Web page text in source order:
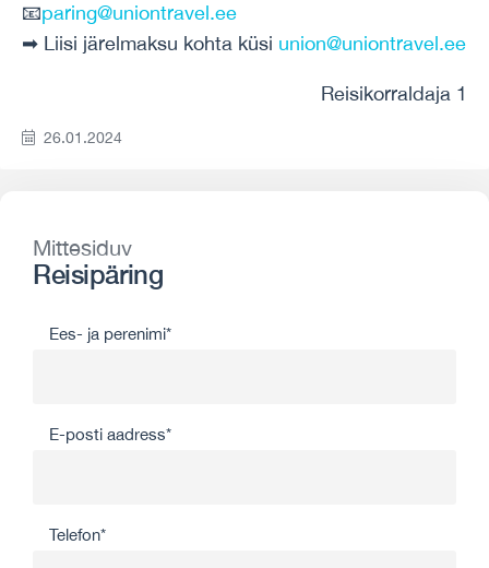
📧paring@uniontravel.ee
➡ Liisi järelmaksu kohta küsi union@uniontravel.ee
Reisikorraldaja 1
26.01.2024
Mittesiduv
Reisipäring
Ees- ja perenimi*
E-posti aadress*
Telefon*